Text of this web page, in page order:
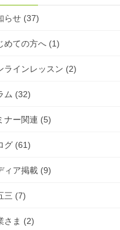
らせ (37)
めての方へ (1)
ラインレッスン (2)
ム (32)
ナー関連 (5)
グ (61)
ィア掲載 (9)
三 (7)
さま (2)